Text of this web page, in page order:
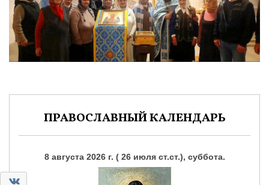
ПРАВОСЛАВНЫЙ КАЛЕНДАРЬ
8 августа 2026 г. ( 26 июля ст.ст.), суббота.